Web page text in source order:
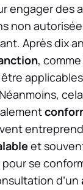
engager des
non
Après dix
, comme
et
pour se
d’un